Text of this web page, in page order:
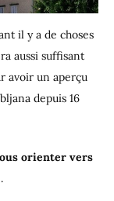
il y a de choses
aussi suffisant
avoir un aperçu
depuis 16
orienter vers